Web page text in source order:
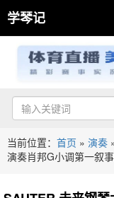
学琴记
当前位置： 首页 » 演奏
演奏肖邦G小调第一叙